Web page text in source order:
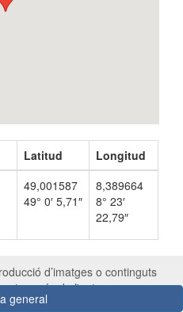
Latitud
Longitud
49,001587
49° 0′ 5,71″
8,389664
8° 23′
22,79″
general
d’imatges o continguts
exprés de l'autor